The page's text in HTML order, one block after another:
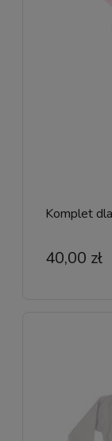
Komplet
40,00 zł